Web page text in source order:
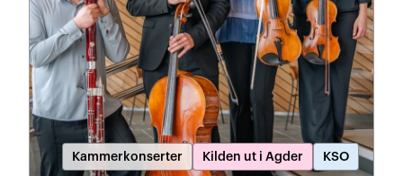
Kammerkonserter Kilden ut i Agder KSO